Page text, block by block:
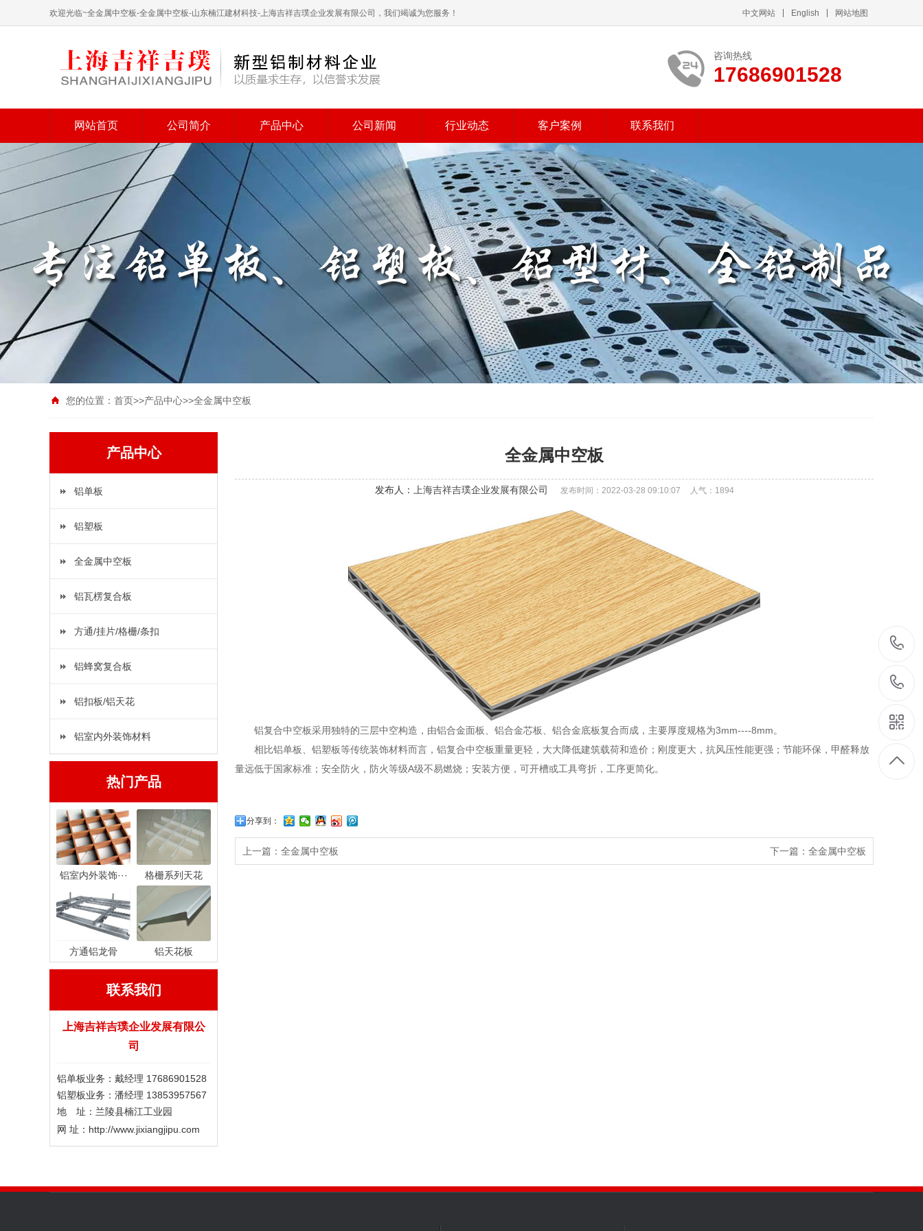
欢迎光临~全金属中空板-全金属中空板-山东楠江建材科技-上海吉祥吉璞企业发展有限公司，我们竭诚为您服务！ 中文网站 English 网站地图
咨询热线
17686901528
网站首页 公司简介 产品中心 公司新闻 行业动态 客户案例 联系我们
您的位置： 首页>>产品中心>>全金属中空板
产品中心
铝单板
铝塑板
全金属中空板
铝瓦楞复合板
方通/挂片/格栅/条扣
铝蜂窝复合板
铝扣板/铝天花
铝室内外装饰材料
热门产品
铝室内外装饰··· 格栅系列天花
方通铝龙骨 铝天花板
联系我们
上海吉祥吉璞企业发展有限公
司
铝单板业务：戴经理 17686901528
铝塑板业务：潘经理 13853957567
地 址：兰陵县楠江工业园
网 址：http://www.jixiangjipu.com
全金属中空板
发布人： 上海吉祥吉璞企业发展有限公司 发布时间：2022-03-28 09:10:07 人气： 1894
铝复合中空板采用独特的三层中空构造，由铝合金面板、铝合金芯板、铝合金底板复合而成，主要厚度规格为3mm----8mm。
相比铝单板、铝塑板等传统装饰材料而言，铝复合中空板重量更轻，大大降低建筑载荷和造价；刚度更大，抗风压性能更强；节能环保，甲醛释放
量远低于国家标准；安全防火，防火等级A级不易燃烧；安装方便，可开槽或工具弯折，工序更简化。
分享到：
上一篇： 全金属中空板 下一篇： 全金属中空板